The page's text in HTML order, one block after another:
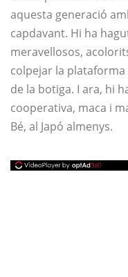
aquesta generació
capdavant. Hi ha
meravellosos,
colpejar la
de la botiga. I ara, hi
cooperativa, maca i
Bé, al Japó almenys.